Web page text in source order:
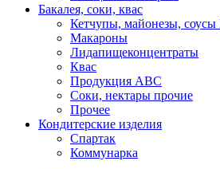
Бакалея, соки, квас
Кетчупы, майонезы,
Макароны
Лидапищеконцентраты
Квас
Продукция АВС
Соки, нектары прочие
Прочее
Кондитерские изделия
Спартак
Коммунарка